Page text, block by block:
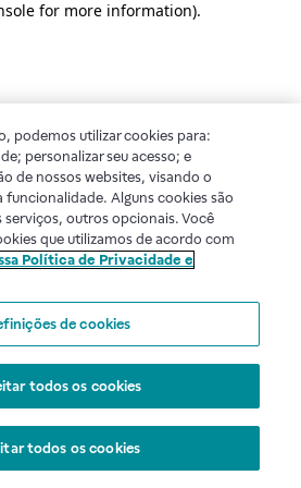
for more information).
podemos utilizar cookies para:
personalizar seu acesso; e
de nossos websites, visando o
Alguns cookies são
serviços, outros opcionais. Você
que utilizamos de acordo com
Política de Privacidade e
de cookies
todos os cookies
todos os cookies